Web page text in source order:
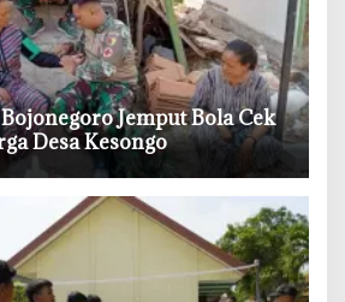
Jemput Bola Cek
Desa Kesongo